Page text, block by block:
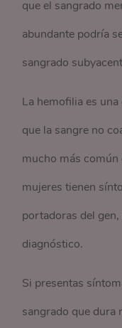
que el sangrado
abundante podría
sangrado
La hemofilia es
que la sangre no
mucho más
mujeres tienen
portadoras del
diagnóstico.
Si presentas
sangrado que dura